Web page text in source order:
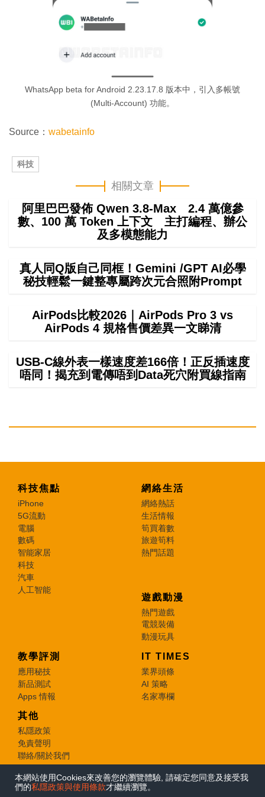
本網站使用Cookies來改善您的瀏覽體驗, 請確定您同意及接受我
們的私隱政策與使用條款才繼續瀏覽。
WhatsApp beta for Android 2.23.17.8 版本中，引入多帳號
(Multi-Account) 功能。
Source： wabetainfo
科技
相關文章
阿里巴巴發佈 Qwen 3.8-Max 2.4 萬億參
數、100 萬 Token 上下文 主打編程、辦公
及多模態能力
真人同Q版自己同框！Gemini /GPT AI必學
秘技輕鬆一鍵整專屬跨次元合照附Prompt
AirPods比較2026｜AirPods Pro 3 vs
AirPods 4 規格售價差異一文睇清
USB-C線外表一樣速度差166倍！正反插速度
唔同！揭充到電傳唔到Data死穴附買線指南
科技焦點
iPhone
5G流動
電腦
數碼
智能家居
科技
汽車
人工智能
網絡生活
網絡熱話
生活情報
筍買着數
旅遊筍料
熱門話題
遊戲動漫
熱門遊戲
電競裝備
動漫玩具
教學評測
應用秘技
新品測試
Apps 情報
IT TIMES
業界頭條
AI 策略
名家專欄
其他
私隱政策
免責聲明
聯絡/關於我們
© 2026 e-zone. All Rights Reserved.